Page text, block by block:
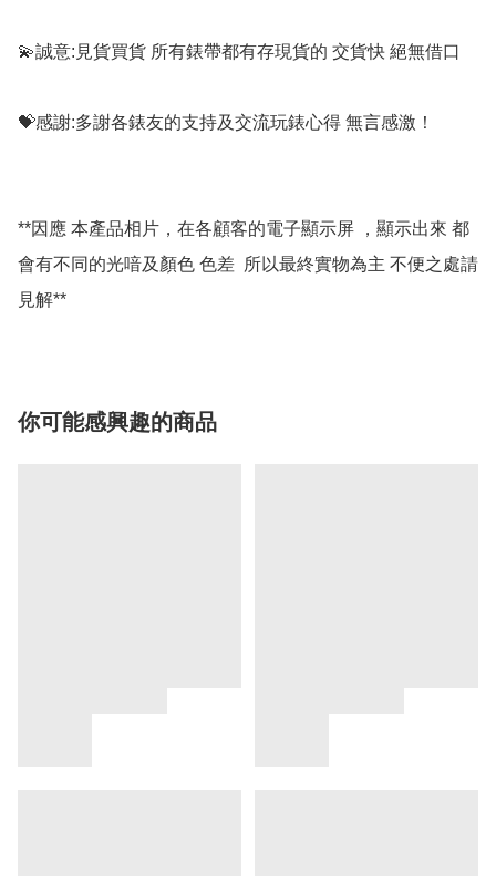
💫誠意:見貨買貨 所有錶帶都有存現貨的 交貨快 絕無借口
💝感謝:多謝各錶友的支持及交流玩錶心得 無言感激！
**因應 本產品相片，在各顧客的電子顯示屏 ，顯示出來 都
會有不同的光喑及顏色 色差  所以最終實物為主 不便之處請
你可能感興趣的商品